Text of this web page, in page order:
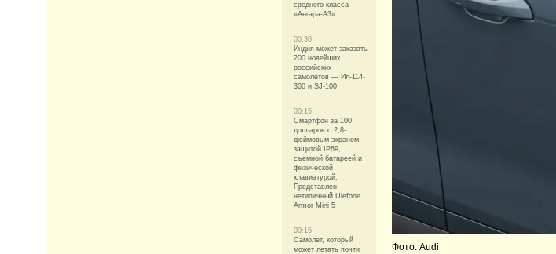
среднего класса
«Ангара-А3»
00:30
Индия может заказать
200 новейших
российских
самолетов — Ил-114-
300 и SJ-100
00:15
Смартфон за 100
долларов с 2,8-
дюймовым экраном,
защитой IP69,
съемной батареей и
физической
клавиатурой.
Представлен
нетипичный Ulefone
Armor Mini 5
00:15
Самолет, который
может летать почти
Фото: Audi